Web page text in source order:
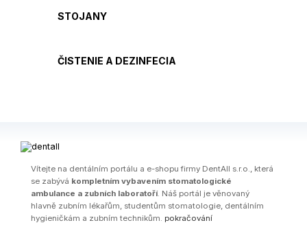
STOJANY
ČISTENIE A DEZINFECIA
Ví­tejte na dentálním portálu a e-shopu firmy DentAll s.r.o., která
se zabývá kompletním vybavením stomatologické
ambulance a zubních laboratoří. Náš portál je věnovaný
hlavně zubním lékařům, studentům stomatologie, dentálním
hygieničkám a zubním technikům. pokračování